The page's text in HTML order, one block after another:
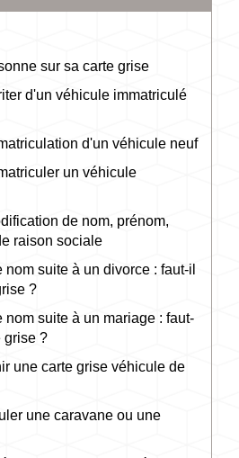
sur sa carte grise
d'un véhicule immatriculé
d'un véhicule neuf
un véhicule
de nom, prénom,
raison sociale
suite à un divorce : faut-il
?
nom suite à un mariage : faut-
grise ?
une carte grise véhicule de
une caravane ou une